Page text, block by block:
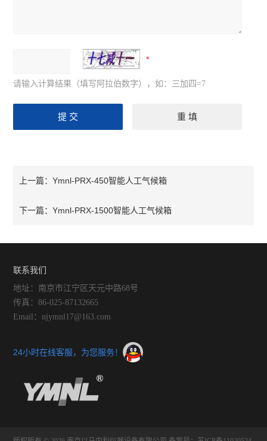
请输入计算结果（填写阿拉伯数字），如：三加四=7
上一篇：Ymnl-PRX-450智能人工气候箱
下一篇：Ymnl-PRX-1500智能人工气候箱
联系我们
地址：南京市江宁区天元中路68号
传真：86-025-87132665
Email：njymnl17@163.com
24小时在线客服，为您服务！